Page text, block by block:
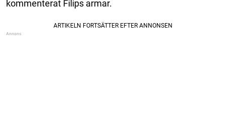
kommenterat Filips armar.